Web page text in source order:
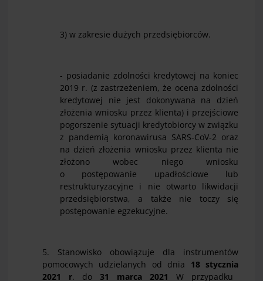
3) w zakresie dużych przedsiębiorców.
- posiadanie zdolności kredytowej na koniec
2019 r. (z zastrzeżeniem, że ocena zdolności
kredytowej nie jest dokonywana na dzień
złożenia wniosku przez klienta) i przejściowe
pogorszenie sytuacji kredytobiorcy w związku
z pandemią koronawirusa SARS-CoV-2 oraz
na dzień złożenia wniosku przez klienta nie
złożono wobec niego wniosku
o postępowanie upadłościowe lub
restrukturyzacyjne i nie otwarto likwidacji
przedsiębiorstwa, a także nie toczy się
postępowanie egzekucyjne.
5. Stanowisko obowiązuje dla instrumentów
pomocowych udzielanych od dnia 18 stycznia
2021 r. do 31 marca 2021 W przypadku